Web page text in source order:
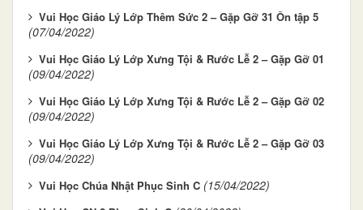
Vui Học Giáo Lý Lớp Thêm Sức 2 – Gặp Gỡ 31 Ôn tập 5
(07/04/2022)
Vui Học Giáo Lý Lớp Xưng Tội & Rước Lễ 2 – Gặp Gỡ 01
(09/04/2022)
Vui Học Giáo Lý Lớp Xưng Tội & Rước Lễ 2 – Gặp Gỡ 02
(09/04/2022)
Vui Học Giáo Lý Lớp Xưng Tội & Rước Lễ 2 – Gặp Gỡ 03
(09/04/2022)
Vui Học Chúa Nhật Phục Sinh C (15/04/2022)